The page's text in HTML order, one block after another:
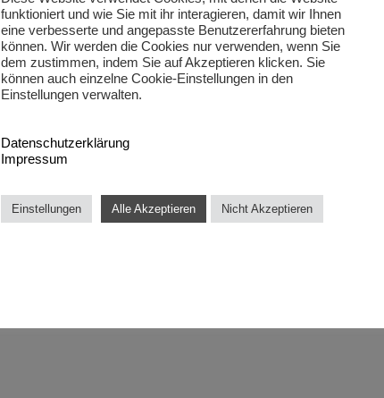
funktioniert und wie Sie mit ihr interagieren, damit wir Ihnen
eine verbesserte und angepasste Benutzererfahrung bieten
können. Wir werden die Cookies nur verwenden, wenn Sie
dem zustimmen, indem Sie auf Akzeptieren klicken. Sie
können auch einzelne Cookie-Einstellungen in den
Einstellungen verwalten.
Datenschutzerklärung
Impressum
Einstellungen Alle Akzeptieren Nicht Akzeptieren